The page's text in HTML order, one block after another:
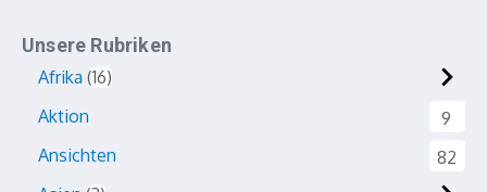
Unsere Rubriken
Afrika 16
Aktion
9
Ansichten
82